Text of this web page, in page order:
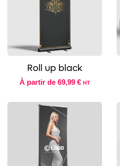
Roll up black
À partir de 69,99 € HT